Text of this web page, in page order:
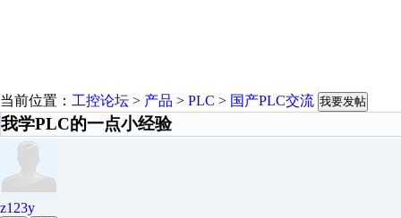
当前位置： 工控论坛 > 产品 > PLC > 国产PLC交流 我要发帖
我学PLC的一点小经验
z123y